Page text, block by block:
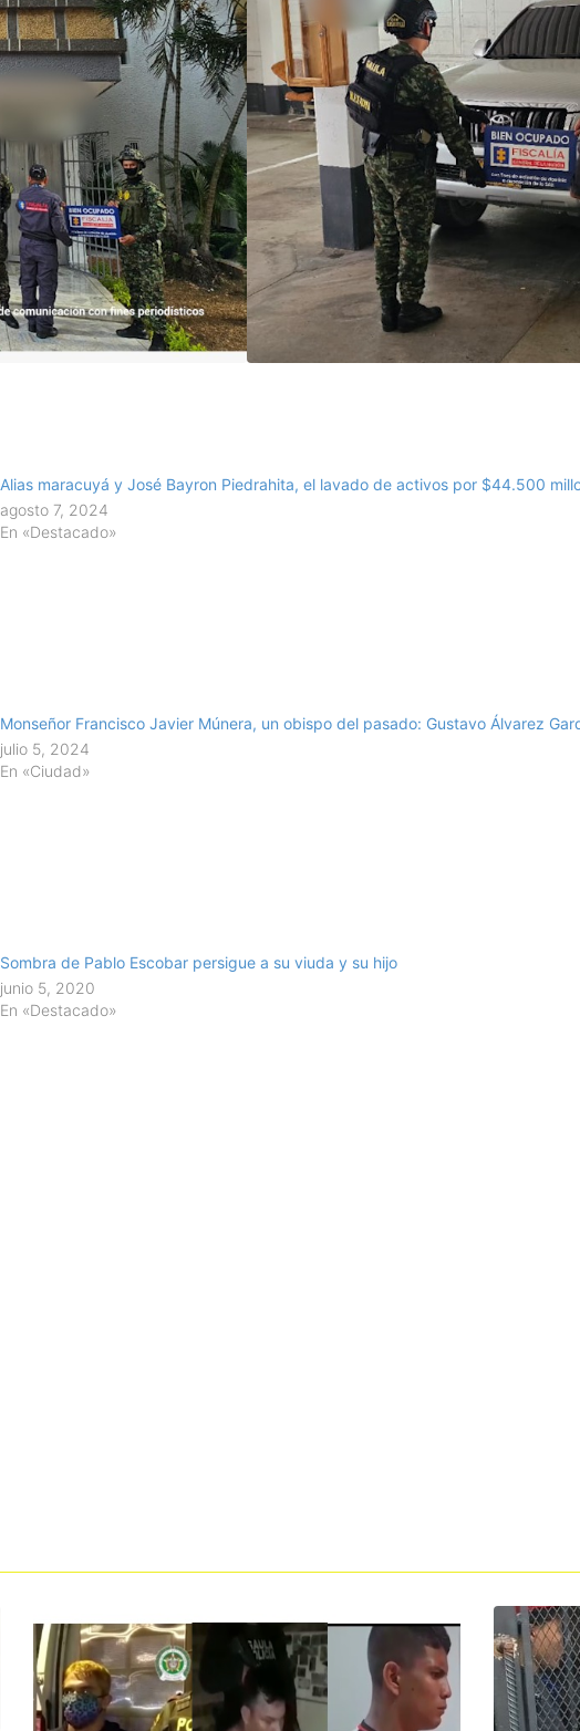
Alias maracuyá y José Bayron Piedrahita, el lavado de activos por $44.500
agosto 7, 2024
En «Destacado»
Monseñor Francisco Javier Múnera, un obispo del pasado: Gustavo Álvarez
julio 5, 2024
En «Ciudad»
Sombra de Pablo Escobar persigue a su viuda y su hijo
junio 5, 2020
En «Destacado»